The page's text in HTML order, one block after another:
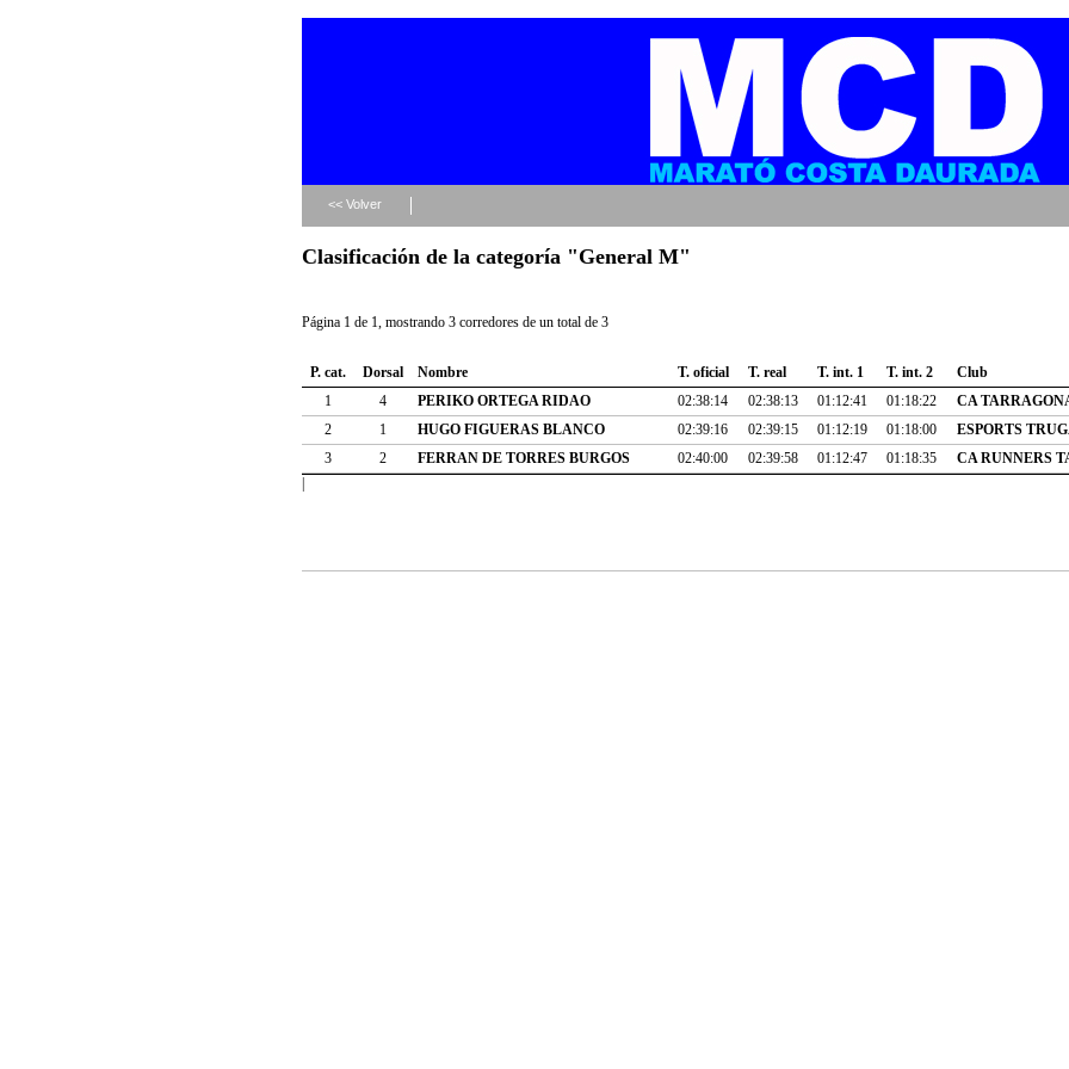
<< Volver
Clasificación de la categoría "General M"
Página 1 de 1, mostrando 3 corredores de un total de 3
P. cat. Dorsal Nombre T. oficial T. real T. int. 1 T. int. 2 Club
1
4 PERIKO ORTEGA RIDAO 02:38:14 02:38:13 01:12:41 01:18:22 CA
2
1 HUGO FIGUERAS BLANCO 02:39:16 02:39:15 01:12:19 01:18:00 ESPORTS
3
2 FERRAN DE TORRES BURGOS 02:40:00 02:39:58 01:12:47 01:18:35 CA RUNNERS
|